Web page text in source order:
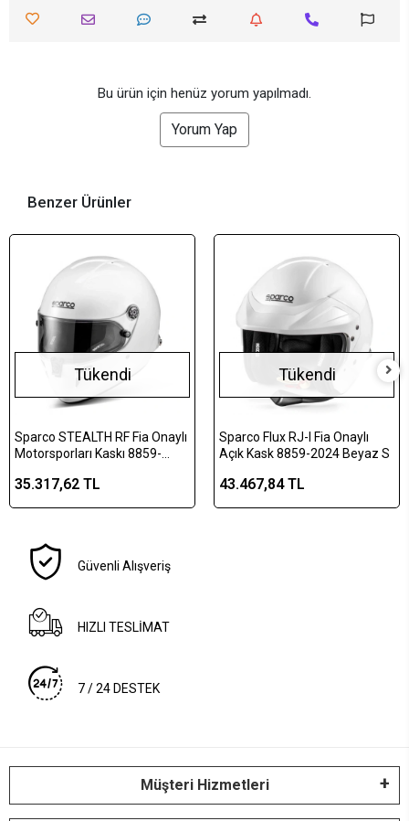
Bu ürün için henüz yorum yapılmadı.
Yorum Yap
Benzer Ürünler
Tükendi
Sparco STEALTH RF Fia Onaylı
Motorsporları Kaskı 8859-
35.317,62 TL
Tükendi
Sparco Flux RJ-I Fia Onaylı
Açık Kask 8859-2024 Beyaz S
43.467,84 TL
Güvenli Alışveriş
HIZLI TESLİMAT
7 / 24 DESTEK
Müşteri Hizmetleri